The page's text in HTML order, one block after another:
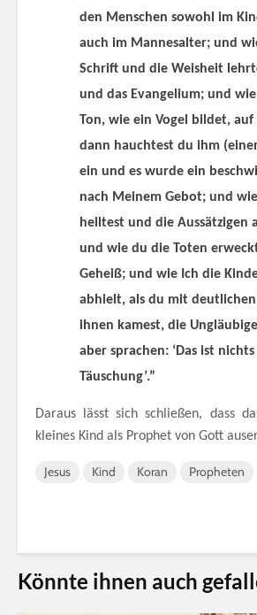
den Menschen sowohl im
auch im Mannesalter; und
Schrift und die Weisheit
und das Evangelium; und
Ton, wie ein Vogel bildet,
dann hauchtest du ihm
ein und es wurde ein
nach Meinem Gebot; und
heiltest und die Aussätzigen
und wie du die Toten
Geheiß; und wie Ich die
abhielt, als du mit deutlichen
ihnen kamest, die
aber sprachen: ‘Das ist
Täuschung’.”
Daraus lässt sich schließen, dass
kleines Kind als Prophet von Gott
Jesus Kind Koran Propheten
Könnte ihnen auch